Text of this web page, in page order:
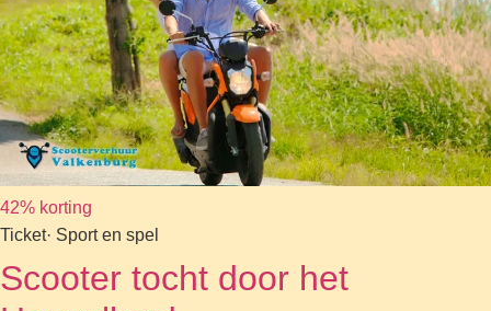
42% korting
Ticket· Sport en spel
Scooter tocht door het